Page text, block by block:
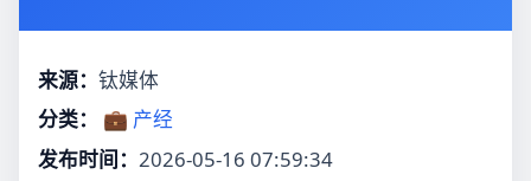
来源： 钛媒体
分类：
💼 产经
发布时间： 2026-05-16 07:59:34